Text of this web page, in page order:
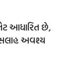
આધારિત છે,
સલાહ અવશ્ય